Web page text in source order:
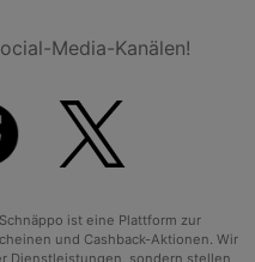
Media-Kanälen!
Schnäppo ist eine Plattform zur
und Cashback-Aktionen. Wir
Dienstleistungen, sondern stellen